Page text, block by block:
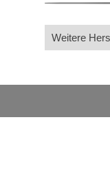
Weitere